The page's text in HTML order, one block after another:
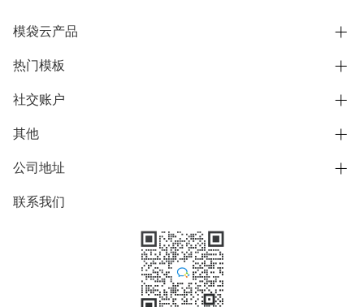
模袋云产品
别墅设计营销
模型协同展示分享
别墅社区
别墅模板
热门模板
欧式别墅
中式别墅
日式别墅
社交账户
B站
抖音
微信公众号
其他
用户服务协议
隐私政策
公司地址
上海市浦东新区东方路1215-1217号
联系我们